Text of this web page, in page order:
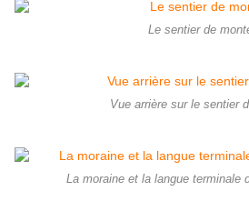
Le sentier de
Vue arrière sur le sentier
La moraine et la langue terminale